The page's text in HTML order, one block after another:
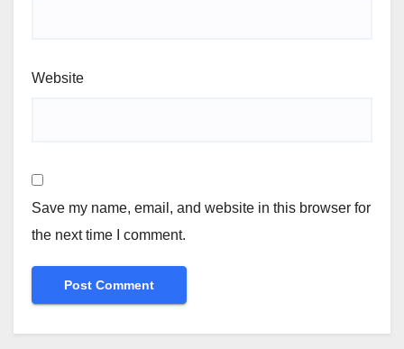
Website
Save my name, email, and website in this browser for
the next time I comment.